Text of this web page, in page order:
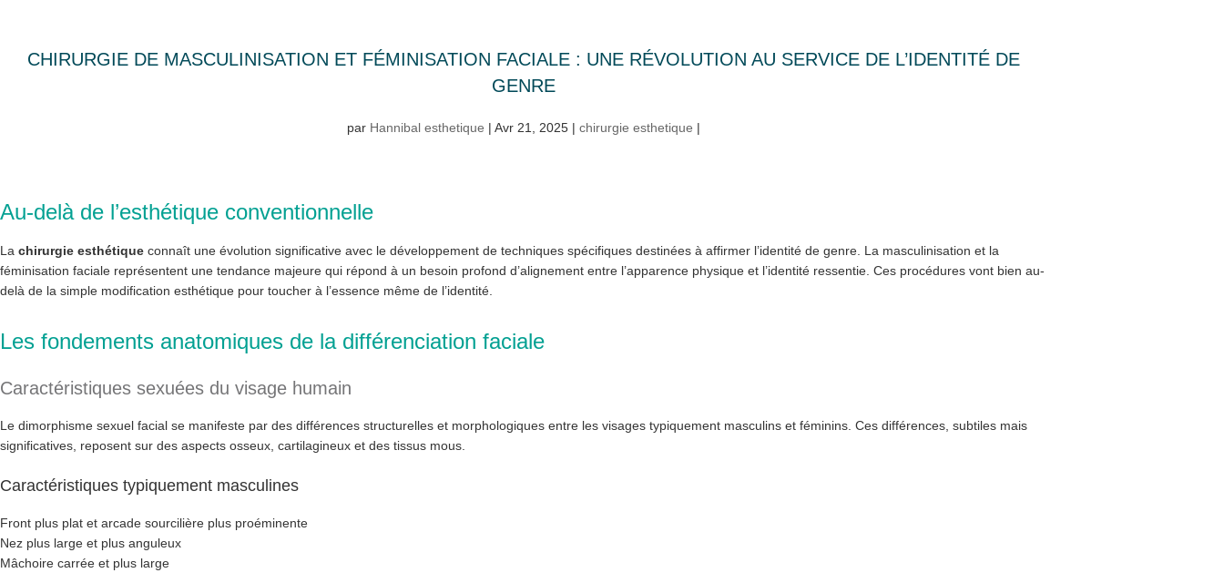
CHIRURGIE DE MASCULINISATION ET FÉMINISATION FACIALE : UNE RÉVOLUTION AU SERVICE DE L’IDENTITÉ DE
GENRE
par Hannibal esthetique | Avr 21, 2025 | chirurgie esthetique |
Au-delà de l’esthétique conventionnelle
La chirurgie esthétique connaît une évolution significative avec le développement de techniques spécifiques destinées à affirmer l’identité de genre. La masculinisation et la
féminisation faciale représentent une tendance majeure qui répond à un besoin profond d’alignement entre l’apparence physique et l’identité ressentie. Ces procédures vont bien au-
delà de la simple modification esthétique pour toucher à l’essence même de l’identité.
Les fondements anatomiques de la différenciation faciale
Caractéristiques sexuées du visage humain
Le dimorphisme sexuel facial se manifeste par des différences structurelles et morphologiques entre les visages typiquement masculins et féminins. Ces différences, subtiles mais
significatives, reposent sur des aspects osseux, cartilagineux et des tissus mous.
Caractéristiques typiquement masculines
Front plus plat et arcade sourcilière plus proéminente
Nez plus large et plus anguleux
Mâchoire carrée et plus large